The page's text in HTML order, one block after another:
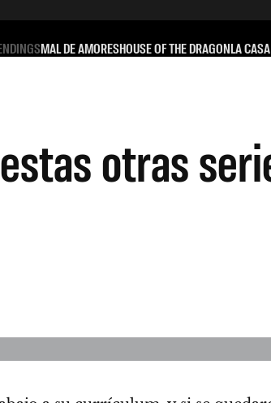
MAL DE AMORESHOUSE OF THE DRAGONLA
otras